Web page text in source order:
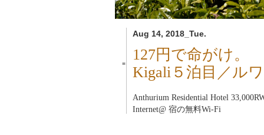
Aug 14, 2018_Tue.
■
127円で命がけ。
Kigali５泊目／ル
Anthurium Residential Hotel
Internet@ 宿の無料Wi-Fi